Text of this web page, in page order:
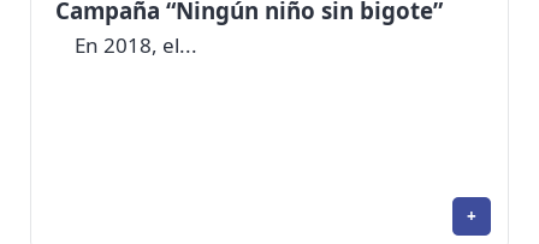
Campaña “Ningún niño sin bigote”
En 2018, el...
+